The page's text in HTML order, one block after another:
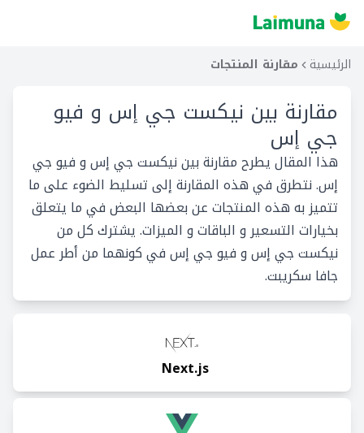
الرئيسية مقارنة المنتجات
مقارنة بين نيكست جي إس و فيو
جي إس
هذا المقال يطرح مقارنة بين نيكست جي إس و فيو جي
إس. نتطرق في هذه المقارنة إلى تسليط الضوء على ما
تتميز به هذه المنتجات عن بعضها البعض في ما يتعلق
بخيارات التسعير و الباقات و الميزات. يشترك كل من
نيكست جي إس و فيو جي إس في كونهما من أطر عمل
جافا سكريبت.
Next.js